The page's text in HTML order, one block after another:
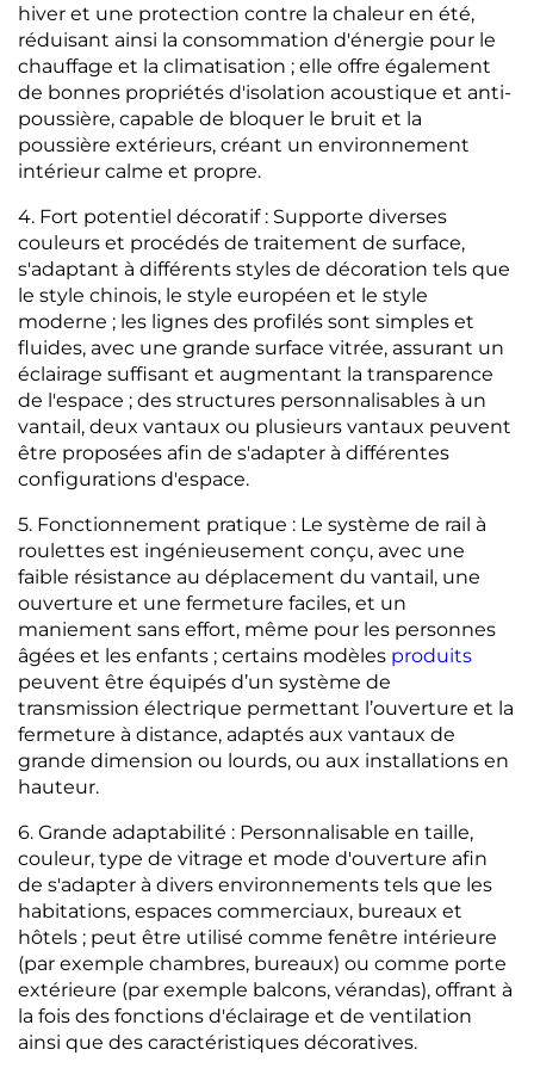
hiver et une protection contre la chaleur en été,
réduisant ainsi la consommation d'énergie pour le
chauffage et la climatisation ; elle offre également
de bonnes propriétés d'isolation acoustique et anti-
poussière, capable de bloquer le bruit et la
poussière extérieurs, créant un environnement
intérieur calme et propre.
4. Fort potentiel décoratif : Supporte diverses
couleurs et procédés de traitement de surface,
s'adaptant à différents styles de décoration tels que
le style chinois, le style européen et le style
moderne ; les lignes des profilés sont simples et
fluides, avec une grande surface vitrée, assurant un
éclairage suffisant et augmentant la transparence
de l'espace ; des structures personnalisables à un
vantail, deux vantaux ou plusieurs vantaux peuvent
être proposées afin de s'adapter à différentes
configurations d'espace.
5. Fonctionnement pratique : Le système de rail à
roulettes est ingénieusement conçu, avec une
faible résistance au déplacement du vantail, une
ouverture et une fermeture faciles, et un
maniement sans effort, même pour les personnes
âgées et les enfants ; certains modèles produits
peuvent être équipés d’un système de
transmission électrique permettant l’ouverture et la
fermeture à distance, adaptés aux vantaux de
grande dimension ou lourds, ou aux installations en
hauteur.
6. Grande adaptabilité : Personnalisable en taille,
couleur, type de vitrage et mode d'ouverture afin
de s'adapter à divers environnements tels que les
habitations, espaces commerciaux, bureaux et
hôtels ; peut être utilisé comme fenêtre intérieure
(par exemple chambres, bureaux) ou comme porte
extérieure (par exemple balcons, vérandas), offrant à
la fois des fonctions d'éclairage et de ventilation
ainsi que des caractéristiques décoratives.